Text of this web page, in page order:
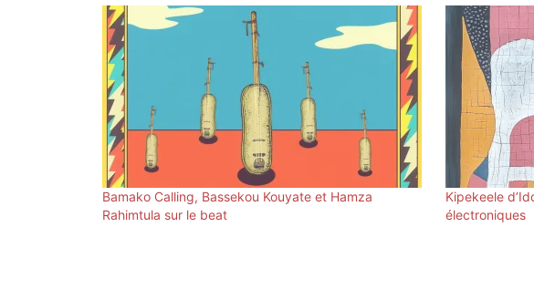
Bamako Calling, Bassekou Kouyate et Hamza
Rahimtula sur le beat
Kipekeele
électroniques